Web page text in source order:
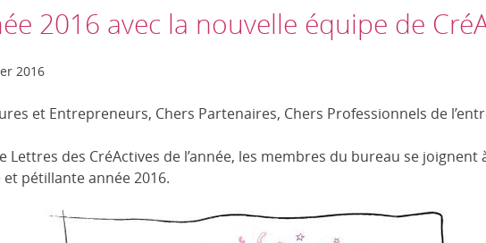
2016 avec la nouvelle équipe de
2016
et Entrepreneurs, Chers Partenaires, Chers Professionnels de
Lettres des CréActives de l’année, les membres du bureau se joignent
pétillante année 2016.